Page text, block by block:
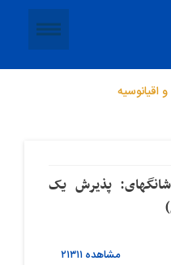
اقیانوسیه
پذیرش یک
مشاهده۲۱۳۱۱